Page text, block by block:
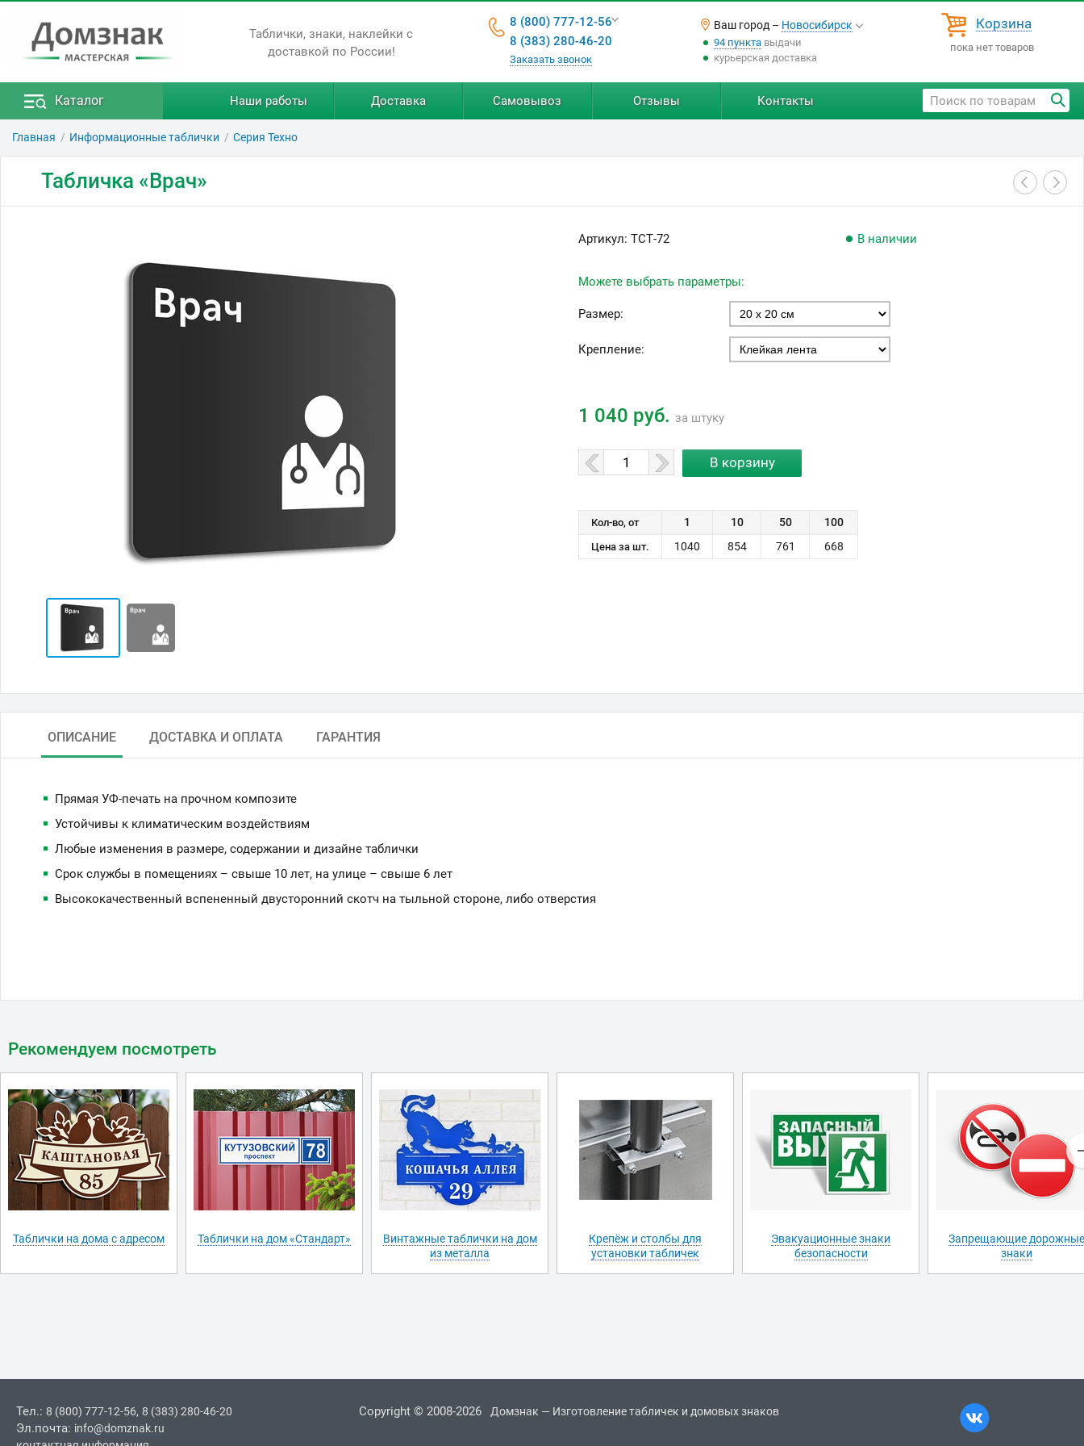
Таблички, знаки, наклейки с
доставкой по России!
8 (800) 777-12-56
8 (383) 280-46-20
Заказать звонок
Ваш город – Новосибирск
94 пунктавыдачи
курьерская доставка
Корзина
пока нет товаров
Каталог Наши работы Доставка Самовывоз Отзывы Контакты
Главная Информационные таблички Серия Техно
Табличка «Врач»
Артикул: ТСТ-72 В наличии
Можете выбрать параметры:
Размер:
Крепление:
1 040 руб. за штуку
Кол-во, от 1 10 50 100
Цена за шт. 1040 854 761 668
ОПИСАНИЕ ДОСТАВКА И ОПЛАТА ГАРАНТИЯ
Прямая УФ-печать на прочном композите
Устойчивы к климатическим воздействиям
Любые изменения в размере, содержании и дизайне таблички
Срок службы в помещениях – свыше 10 лет, на улице – свыше 6 лет
Высококачественный вспененный двусторонний скотч на тыльной стороне, либо отверстия
Рекомендуем посмотреть
Таблички на дома с адресом Таблички на дом «Стандарт»
Винтажные таблички на дом
из металла
Крепёж и столбы для
установки табличек
Эвакуационные знаки
безопасности
Запрещающие дорожные
знаки
Тел.: 8 (800) 777-12-56, 8 (383) 280-46-20
Эл.почта: info@domznak.ru
Copyright © 2008-2026 Домзнак — Изготовление табличек и домовых знаков